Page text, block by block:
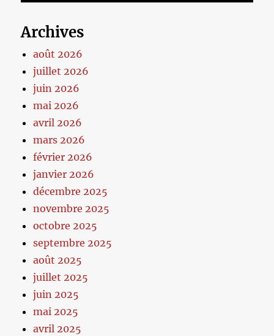
Archives
août 2026
juillet 2026
juin 2026
mai 2026
avril 2026
mars 2026
février 2026
janvier 2026
décembre 2025
novembre 2025
octobre 2025
septembre 2025
août 2025
juillet 2025
juin 2025
mai 2025
avril 2025